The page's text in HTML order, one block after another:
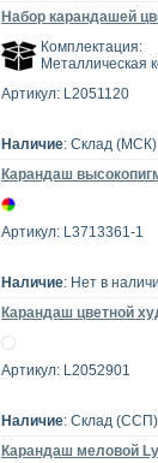
Набор карандашей
Комплектация:
Металлическая
Артикул: L2051120
Наличие: Склад (МСК)
Карандаш
Артикул: L3713361-1
Наличие: Нет в
Карандаш цветной
Артикул: L2052901
Наличие: Склад (ССП)
Карандаш меловой